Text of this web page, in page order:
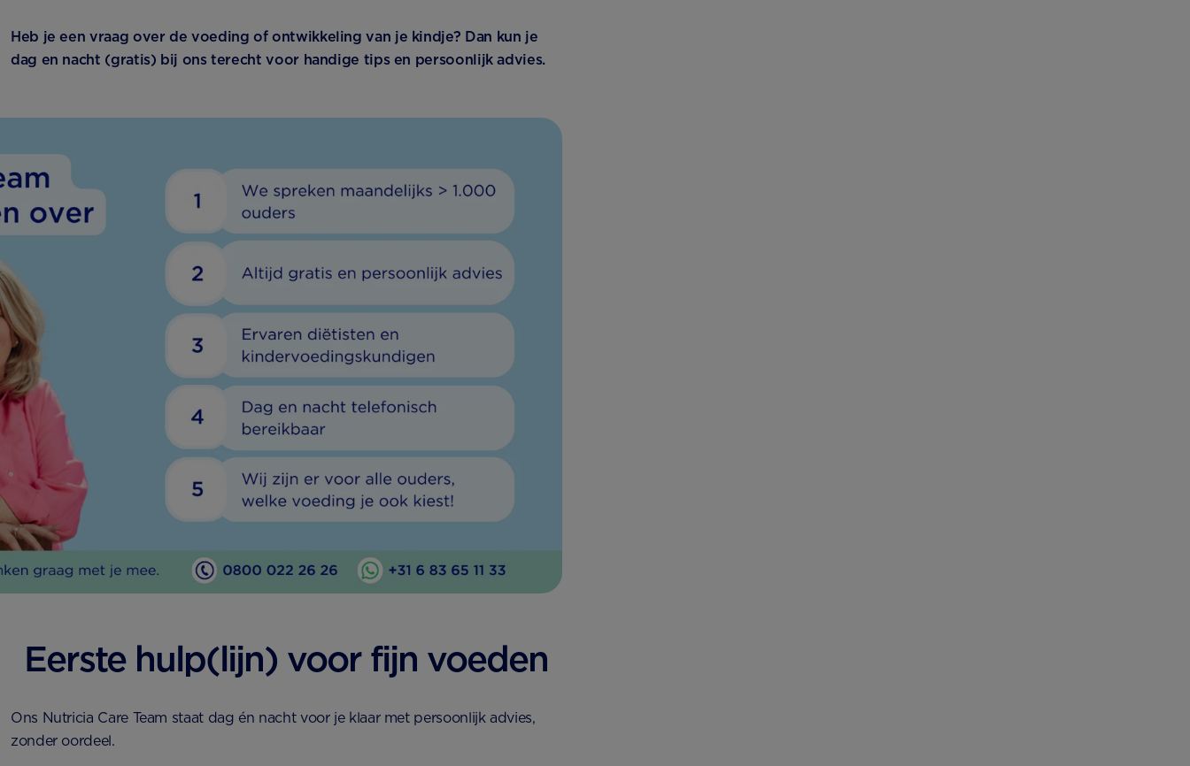
Heb je een vraag over de voeding of ontwikkeling van je kindje? Dan kun je
dag en nacht (gratis) bij ons terecht voor handige tips en persoonlijk advies.
Eerste hulp(lijn) voor fijn voeden
Ons Nutricia Care Team staat dag én nacht voor je klaar met persoonlijk advies,
zonder oordeel.